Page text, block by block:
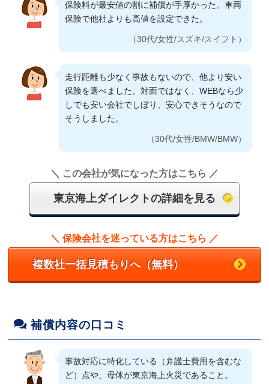
保険料が最安値の割に補償が手厚かった。車両
保険で他社よりも高値を設定できた。
（30代/女性/スズキ/スイフト）
走行距離も少なく事故もないので、他より安い
保険を選べました。対面ではなく、WEBなら少
しでも安い会社でしぼり、安心できそうなので
そうしました。
（30代/女性/BMW/BMW）
東京海上日動グループでありながら新興企業並
みの保険料だった
（40代/男性/スバル/インプレッサ）
東京海上火災に長期間加入していたが、保険料
金が高いので変更したが、会社自体は気に入っ
こちらの方が保険料が安かった。
（40代/女性/三菱/デリカD:5）
＼ この会社が気になった方はこちら ／
東京海上ダイレクトの詳細を見る
＼ 保険会社を迷っている方はこちら ／
複数社一括見積もりへ（無料）
補償内容の口コミ
事故対応に特化している（弁護士費用を含むな
ど）点や、母体が東京海上火災であること。